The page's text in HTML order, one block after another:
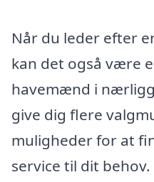
Når du leder efter
kan det også være
havemænd i
give dig flere
muligheder for at
service til dit